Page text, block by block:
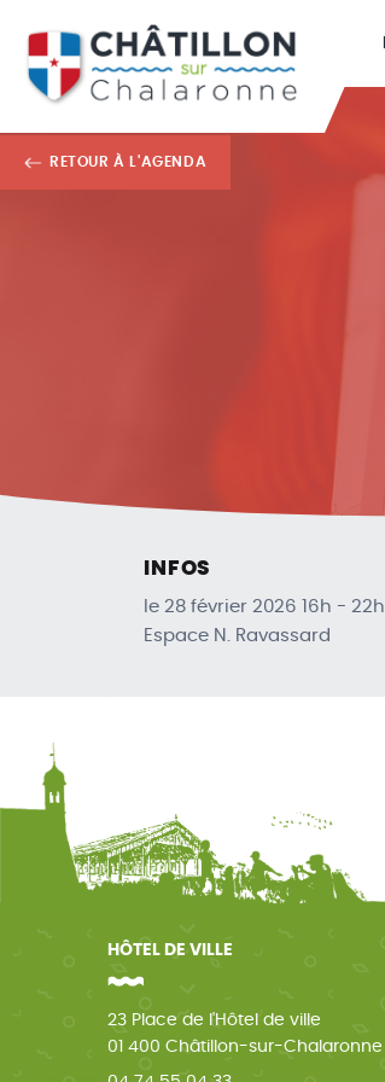
RETOUR À L'AGENDA
INFOS
le 28 février 2026 16h - 22h
Espace N. Ravassard
HÔTEL DE VILLE
23 Place de l'Hôtel de ville
01 400 Châtillon-sur-Chalaronne